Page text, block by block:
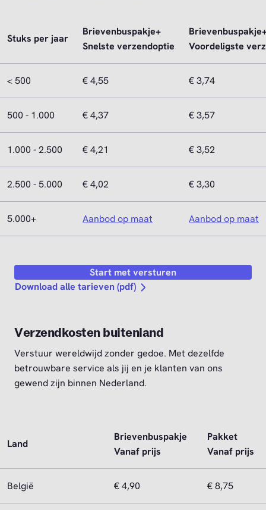
Stuks per jaar
Brievenbuspakje+
Snelste verzendoptie
Voordeligste
< 500 € 4,55 € 3,74
500 - 1.000 € 4,37 € 3,57
1.000 - 2.500 € 4,21 € 3,52
2.500 - 5.000 € 4,02 € 3,30
5.000+ Aanbod op maat Aanbod op maat
Start met versturen
Download alle tarieven (pdf)
Verzendkosten buitenland
Verstuur wereldwijd zonder gedoe. Met dezelfde
betrouwbare service als jij en je klanten van ons
gewend zijn binnen Nederland.
Land
Brievenbuspakje
Vanaf prijs
Pakket
Vanaf prijs
België € 4,90 € 8,75